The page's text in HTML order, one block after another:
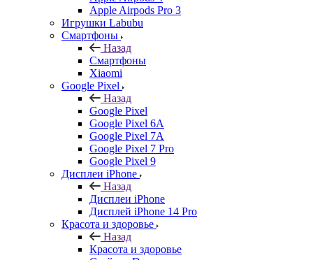
Apple Airpods Pro 3
Игрушки Labubu
Смартфоны
Назад
Смартфоны
Xiaomi
Google Pixel
Назад
Google Pixel
Google Pixel 6A
Google Pixel 7А
Google Pixel 7 Pro
Google Pixel 9
Дисплеи iPhone
Назад
Дисплеи iPhone
Дисплей iPhone 14 Pro
Красота и здоровье
Назад
Красота и здоровье